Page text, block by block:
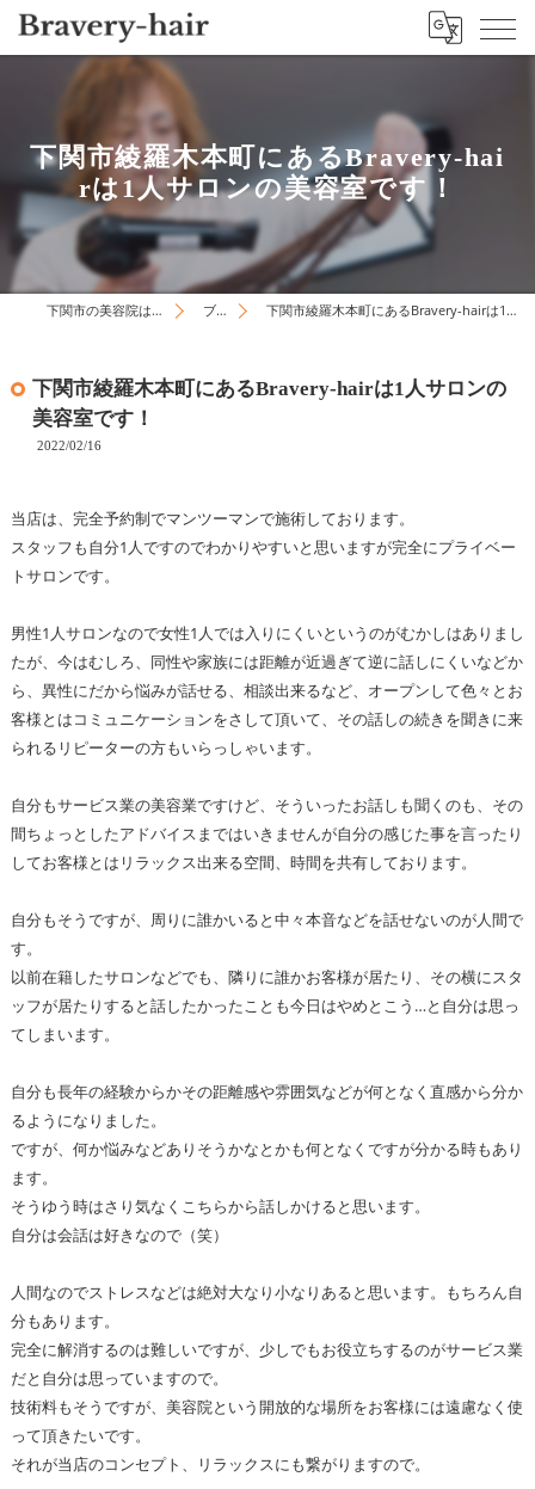
下関市綾羅木本町にあるBravery-hai
rは1人サロンの美容室です！
下関市の美容院はBravery-hair ブログ 下関市綾羅木本町にあるBravery-hairは1人サロンの美容室です！
下関市綾羅木本町にあるBravery-hairは1人サロンの
美容室です！
2022/02/16
当店は、完全予約制でマンツーマンで施術しております。
スタッフも自分1人ですのでわかりやすいと思いますが完全にプライベー
トサロンです。
男性1人サロンなので女性1人では入りにくいというのがむかしはありまし
たが、今はむしろ、同性や家族には距離が近過ぎて逆に話しにくいなどか
ら、異性にだから悩みが話せる、相談出来るなど、オープンして色々とお
客様とはコミュニケーションをさして頂いて、その話しの続きを聞きに来
られるリピーターの方もいらっしゃいます。
自分もサービス業の美容業ですけど、そういったお話しも聞くのも、その
間ちょっとしたアドバイスまではいきませんが自分の感じた事を言ったり
してお客様とはリラックス出来る空間、時間を共有しております。
自分もそうですが、周りに誰かいると中々本音などを話せないのが人間で
す。
以前在籍したサロンなどでも、隣りに誰かお客様が居たり、その横にスタ
ッフが居たりすると話したかったことも今日はやめとこう…と自分は思っ
てしまいます。
自分も長年の経験からかその距離感や雰囲気などが何となく直感から分か
るようになりました。
ですが、何か悩みなどありそうかなとかも何となくですが分かる時もあり
ます。
そうゆう時はさり気なくこちらから話しかけると思います。
自分は会話は好きなので（笑）
人間なのでストレスなどは絶対大なり小なりあると思います。もちろん自
分もあります。
完全に解消するのは難しいですが、少しでもお役立ちするのがサービス業
だと自分は思っていますので。
技術料もそうですが、美容院という開放的な場所をお客様には遠慮なく使
って頂きたいです。
それが当店のコンセプト、リラックスにも繋がりますので。